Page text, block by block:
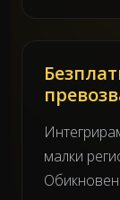
малки